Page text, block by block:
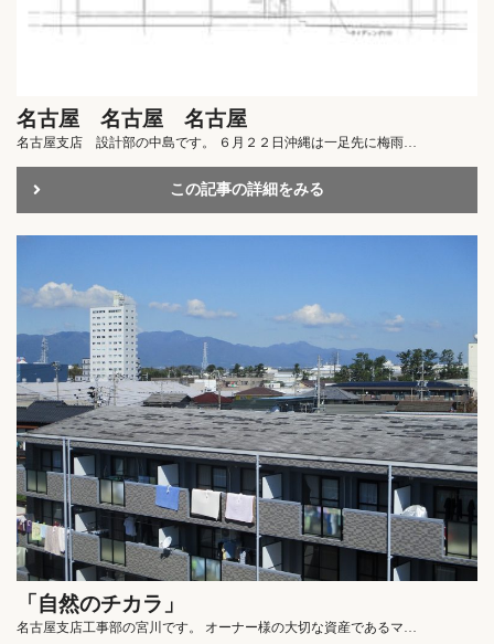
名古屋 名古屋 名古屋
名古屋支店 設計部の中島です。 ６月２２日沖縄は一足先に梅雨…
この記事の詳細をみる
「自然のチカラ」
名古屋支店工事部の宮川です。 オーナー様の大切な資産であるマ…